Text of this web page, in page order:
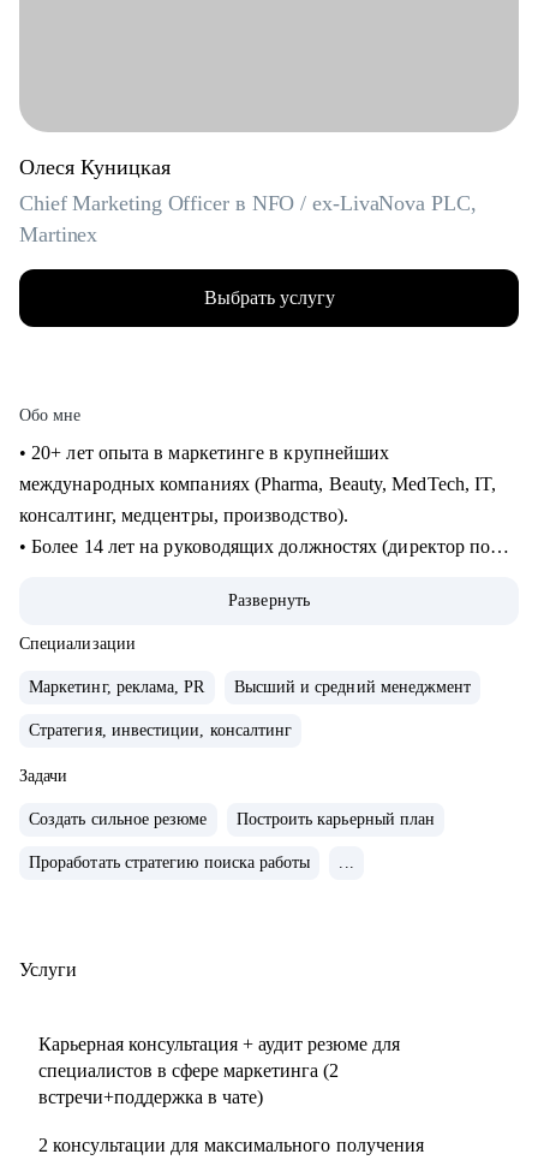
Олеся Куницкая
Chief Marketing Officer в NFO / ex-LivaNova PLC,
Martinex
Выбрать услугу
Обо мне
• 20+ лет опыта в маркетинге в крупнейших
международных компаниях (Pharma, Beauty, MedTech, IT,
консалтинг, медцентры, производство).
• Более 14 лет на руководящих должностях (директор по
• Обширная экспертиза в стратегическом планировании,
консалтинге, запуске новых продуктов и направлений,
рынки, в том числе международные. Опыт привлечения
инвестиций.
• 15+ опыт найма, сформировала 5 команд с нуля. Сильная
систем и процессов.
• Провела более 150 собеседований, более 120 менторских
странах MENA.
С чем помогу:
• Подготовиться к карьерному переходу в сферу
маркетинга, и в сфере маркетинга из одной отрасли в
Развернуть
Специализации
Маркетинг, реклама, PR Высший и средний менеджмент
Стратегия, инвестиции, консалтинг
Задачи
Создать сильное резюме Построить карьерный план
Проработать стратегию поиска работы ...
Услуги
Карьерная консультация + аудит резюме для
специалистов в сфере маркетинга (2
встречи+поддержка в чате)
2 консультации для максимального получения